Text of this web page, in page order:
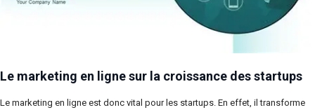
Le marketing en ligne sur la croissance des startups
Le marketing en ligne est donc vital pour les startups. En effet, il transforme